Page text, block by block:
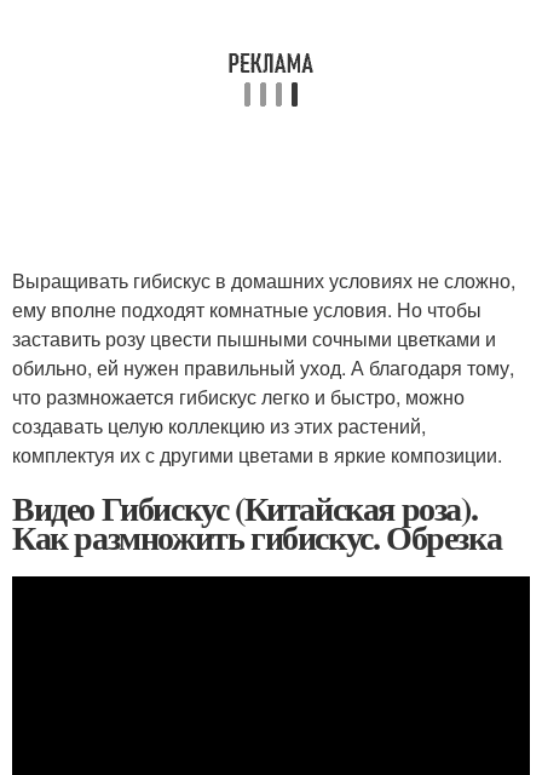
Выращивать гибискус в домашних условиях не сложно,
ему вполне подходят комнатные условия. Но чтобы
заставить розу цвести пышными сочными цветками и
обильно, ей нужен правильный уход. А благодаря тому,
что размножается гибискус легко и быстро, можно
создавать целую коллекцию из этих растений,
комплектуя их с другими цветами в яркие композиции.
Видео Гибискус (Китайская роза).
Как размножить гибискус. Обрезка